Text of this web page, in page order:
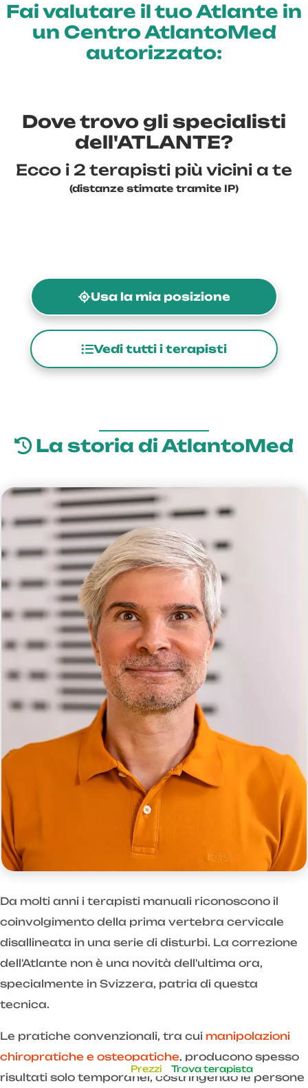
Fai valutare il tuo Atlante in
un Centro AtlantoMed
autorizzato:
Dove trovo gli specialisti
dell'ATLANTE?
Ecco i 2 terapisti più vicini a te
(distanze stimate tramite IP)
Usa la mia posizione
Vedi tutti i terapisti
La storia di AtlantoMed
Da molti anni i terapisti manuali riconoscono il
coinvolgimento della prima vertebra cervicale
disallineata in una serie di disturbi. La correzione
dell'Atlante non è una novità dell'ultima ora,
specialmente in Svizzera, patria di questa
tecnica.
Le pratiche convenzionali, tra cui manipolazioni
chiropratiche e osteopatiche, producono spesso
risultati solo temporanei, costringendo le persone
Prezzi Trova terapista